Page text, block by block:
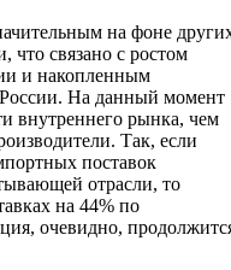
на фоне
что связано с ростом
и накопленным
На данный момент
внутреннего рынка, чем
Так, если
поставок
отрасли, то
на 44% по
очевидно,